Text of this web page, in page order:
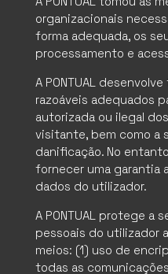
PEDIR PROPOSTA
PT
organizacionais
forma adequada, os
processamento e
A PONTUAL
razoáveis adequados
autorizada ou ilegal
visitante, bem como a
danificação. No
fornecer uma garantia
dados do utilizador.
A PONTUAL protege a
pessoais do utilizador
meios: (1) uso de
todas as